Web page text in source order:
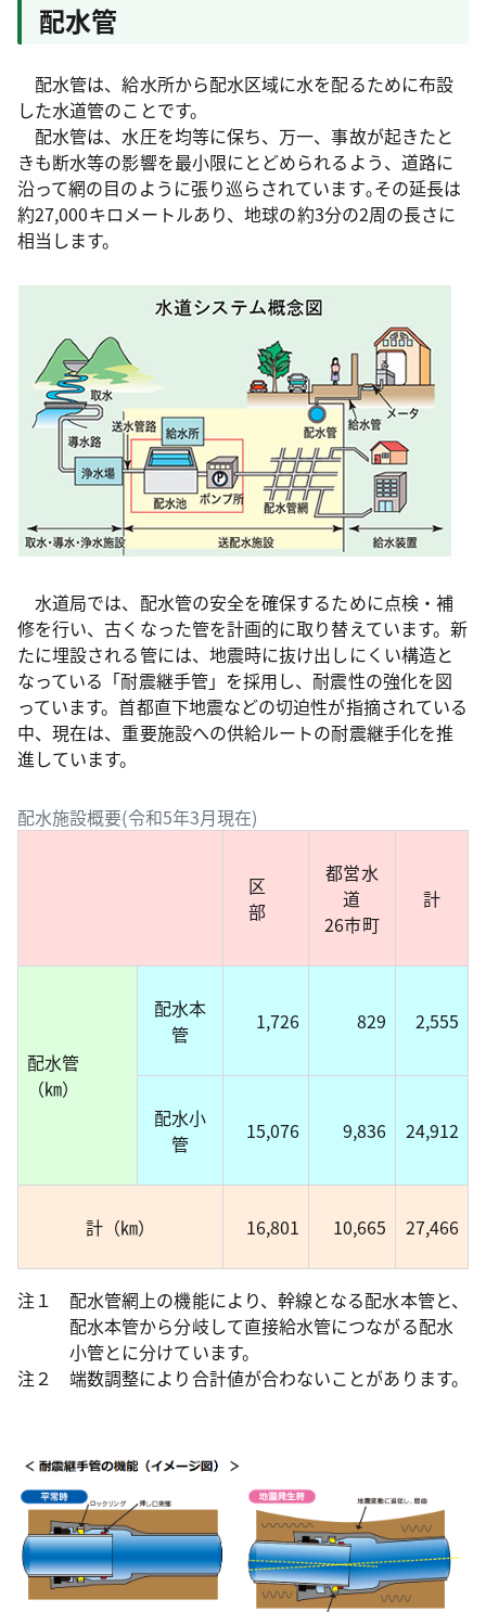
配水管
配水管は、給水所から配水区域に水を配るために布設
した水道管のことです。
配水管は、水圧を均等に保ち、万一、事故が起きたと
きも断水等の影響を最小限にとどめられるよう、道路に
沿って網の目のように張り巡らされています｡その延長は
約27,000キロメートルあり、地球の約3分の2周の長さに
相当します。
水道局では、配水管の安全を確保するために点検・補
修を行い、古くなった管を計画的に取り替えています。新
たに埋設される管には、地震時に抜け出しにくい構造と
なっている「耐震継手管」を採用し、耐震性の強化を図
っています。首都直下地震などの切迫性が指摘されている
中、現在は、重要施設への供給ルートの耐震継手化を推
進しています。
配水施設概要(令和5年3月現在)
区
部
都営水
道
26市町
計
配水管
（㎞）
配水本
管
1,726 829 2,555
配水小
管
15,076 9,836 24,912
計（㎞） 16,801 10,665 27,466
注１
配水管網上の機能により、幹線となる配水本管と、
配水本管から分岐して直接給水管につながる配水
小管とに分けています。
注２
端数調整により合計値が合わないことがあります。